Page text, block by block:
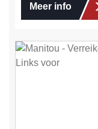
Meer info